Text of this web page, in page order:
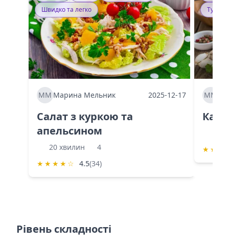
Швидко та легко
ММ Марина Мельник 2025-12-17
Салат з куркою та
апельсином
20 хвилин
4
★ ★ ★ ★ ☆ 4.5(34)
ММ
★ ★
Рівень складності